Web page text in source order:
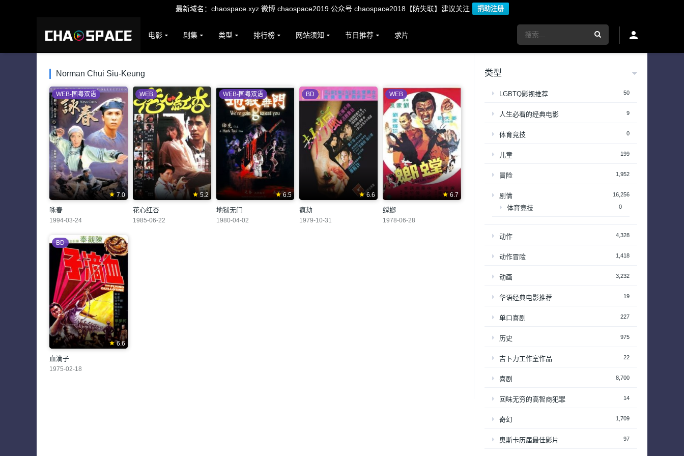
最新域名：chaospace.xyz 微博 chaospace2019 公众号 chaospace2018【防失联】建议关注 捐助注册
电影 剧集 类型 排行榜 网站须知 节日推荐 求片
Norman Chui Siu-Keung
7.0
WEB-国粤双语
咏春
1994-03-24
5.2
WEB
花心红杏
1985-06-22
6.5
WEB-国粤双语
地狱无门
1980-04-02
6.6
BD
疯劫
1979-10-31
6.7
WEB
螳螂
1978-06-28
6.6
BD
血滴子
1975-02-18
类型
LGBTQ影视推荐 50
人生必看的经典电影 9
体育竞技 0
儿童 199
冒险 1,952
剧情 16,256
体育竞技 0
动作 4,328
动作冒险 1,418
动画 3,232
华语经典电影推荐 19
单口喜剧 227
历史 975
吉卜力工作室作品 22
喜剧 8,700
回味无穷的高智商犯罪 14
奇幻 1,709
奥斯卡历届最佳影片 97